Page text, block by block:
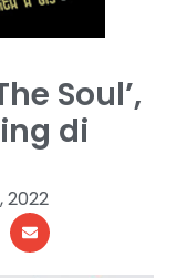
Soul’,
di
2022